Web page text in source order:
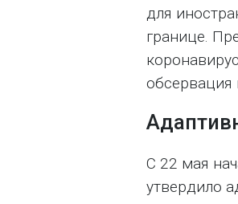
для
границе.
обсервация
С 22 мая
утвердило